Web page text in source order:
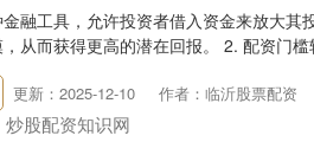
融工具，允许投资者借入资金来放大其
从而获得更高的潜在回报。 2. 配资门
更新：2025-12-10 作者：临沂股票配资
炒股配资知识网